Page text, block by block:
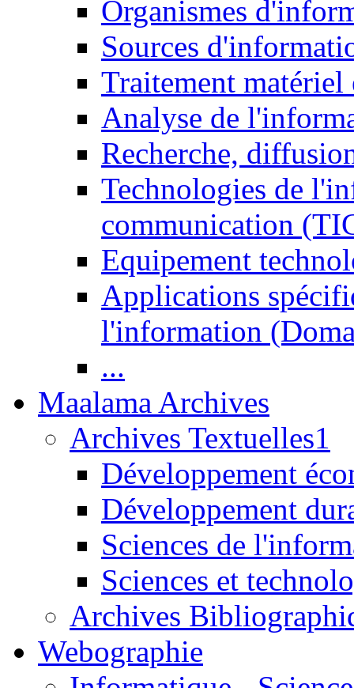
Organismes
Sources
Traitement matériel
Analyse de
Recherche,
Technologies de
communication
Equipement
Applications
l'information
...
Maalama Archives
Archives Textuelles1
Développement
Développement
Sciences de
Sciences et
Archives
Webographie